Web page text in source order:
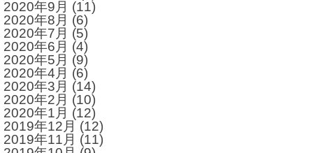
2020年9月 (11)
2020年8月 (6)
2020年7月 (5)
2020年6月 (4)
2020年5月 (9)
2020年4月 (6)
2020年3月 (14)
2020年2月 (10)
2020年1月 (12)
2019年12月 (12)
2019年11月 (11)